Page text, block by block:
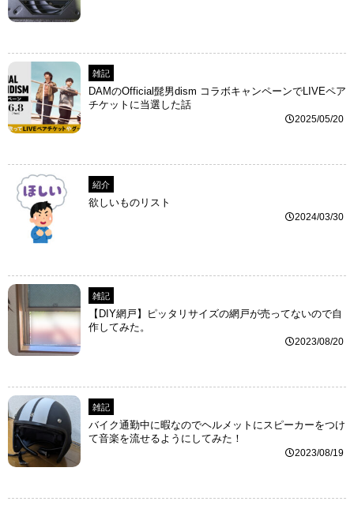
雑記
DAMのOfficial髭男dism コラボキャンペーンでLIVEペア
チケットに当選した話
2025/05/20
紹介
欲しいものリスト
2024/03/30
雑記
【DIY網戸】ピッタリサイズの網戸が売ってないので自
作してみた。
2023/08/20
雑記
バイク通勤中に暇なのでヘルメットにスピーカーをつけ
て音楽を流せるようにしてみた！
2023/08/19